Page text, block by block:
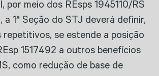
por meio dos REsps 1945110/RS
a 1ª Seção do STJ deverá definir,
se estende a posição
1517492 a outros benefícios
como redução de base de